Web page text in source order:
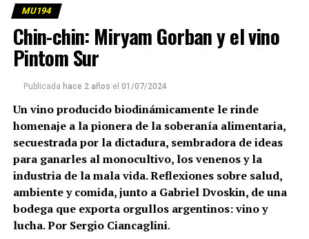
MU194
Chin-chin: Miryam Gorban y el vino
Pintom Sur
Publicada hace 2 años el 01/07/2024
Un vino producido biodinámicamente le rinde
homenaje a la pionera de la soberanía alimentaria,
secuestrada por la dictadura, sembradora de ideas
para ganarles al monocultivo, los venenos y la
industria de la mala vida. Reflexiones sobre salud,
ambiente y comida, junto a Gabriel Dvoskin, de una
bodega que exporta orgullos argentinos: vino y
lucha. Por Sergio Ciancaglini.